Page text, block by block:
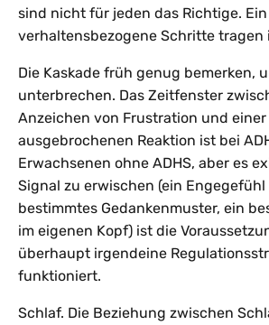
sind nicht für jeden das Richtige.
verhaltensbezogene Schritte tragen
Die Kaskade früh genug bemerken,
unterbrechen. Das Zeitfenster
Anzeichen von Frustration und einer
ausgebrochenen Reaktion ist bei
Erwachsenen ohne ADHS, aber es
Signal zu erwischen (ein
bestimmtes Gedankenmuster, ein
im eigenen Kopf) ist die
überhaupt irgendeine
funktioniert.
Schlaf. Die Beziehung zwischen